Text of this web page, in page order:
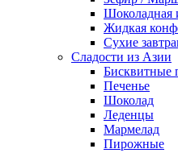
Шоколадная
Жидкая
Сухие
Сладости из Азии
Бисквитные
Печенье
Шоколад
Леденцы
Мармелад
Пирожные